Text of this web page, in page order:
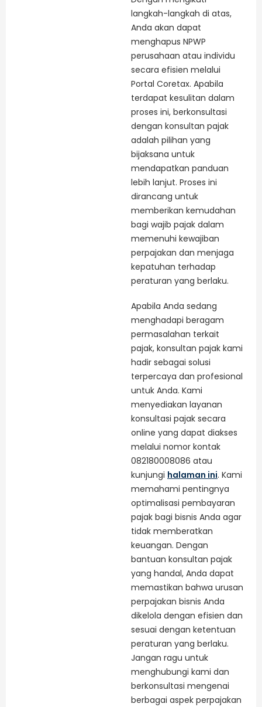
langkah-langkah di atas,
Anda akan dapat
menghapus NPWP
perusahaan atau individu
secara efisien melalui
Portal Coretax. Apabila
terdapat kesulitan dalam
proses ini, berkonsultasi
dengan konsultan pajak
adalah pilihan yang
bijaksana untuk
mendapatkan panduan
lebih lanjut. Proses ini
dirancang untuk
memberikan kemudahan
bagi wajib pajak dalam
memenuhi kewajiban
perpajakan dan menjaga
kepatuhan terhadap
peraturan yang berlaku.
Apabila Anda sedang
menghadapi beragam
permasalahan terkait
pajak, konsultan pajak kami
hadir sebagai solusi
terpercaya dan profesional
untuk Anda. Kami
menyediakan layanan
konsultasi pajak secara
online yang dapat diakses
melalui nomor kontak
082180008086 atau
kunjungi halaman ini. Kami
memahami pentingnya
optimalisasi pembayaran
pajak bagi bisnis Anda agar
tidak memberatkan
keuangan. Dengan
bantuan konsultan pajak
yang handal, Anda dapat
memastikan bahwa urusan
perpajakan bisnis Anda
dikelola dengan efisien dan
sesuai dengan ketentuan
peraturan yang berlaku.
Jangan ragu untuk
menghubungi kami dan
berkonsultasi mengenai
berbagai aspek perpajakan